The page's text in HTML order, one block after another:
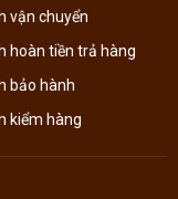
vận chuyển
hoàn tiền trả hàng
bảo hành
kiểm hàng